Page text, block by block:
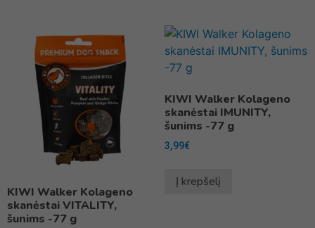
KIWI Walker Kolageno
skanėstai VITALITY,
šunims -77 g
KIWI Walker Kolageno
skanėstai IMUNITY,
šunims -77 g
3,99€
Į krepšelį